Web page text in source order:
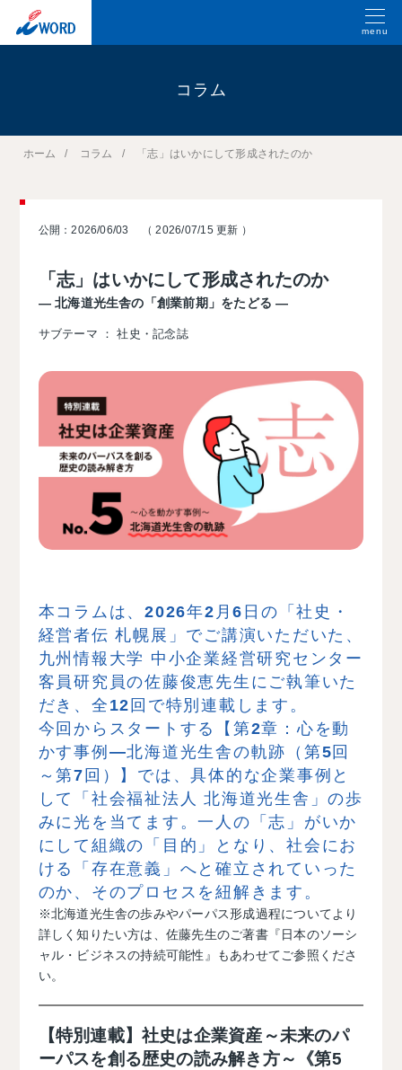
menu
コラム
ホーム コラム 「志」はいかにして形成されたのか
公開：2026/06/03 （ 2026/07/15 更新 ）
「志」はいかにして形成されたのか
― 北海道光生舎の「創業前期」をたどる ―
サブテーマ ： 社史・記念誌
本コラムは、2026年2月6日の「社史・
経営者伝 札幌展」でご講演いただいた、
九州情報大学 中小企業経営研究センター
客員研究員の佐藤俊恵先生にご執筆いた
だき、全12回で特別連載します。
今回からスタートする
【第2章：心を動
かす事例―北海道光生舎の軌跡（第5回
～第7回）】では、具体的な企業事例と
して「社会福祉法人 北海道光生舎」の歩
みに光を当てます。一人の「志」がいか
にして組織の「目的」となり、社会にお
ける「存在意義」へと確立されていった
のか、そのプロセスを紐解きます。
※北海道光生舎の歩みやパーパス形成過程についてより
詳しく知りたい方は、佐藤先生のご著書『日本のソーシ
ャル・ビジネスの持続可能性』もあわせてご参照くださ
い。
【特別連載】社史は企業資産～未来のパ
ーパスを創る歴史の読み解き方～《第5